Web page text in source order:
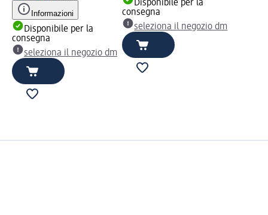
Informazioni
Disponibile per la
consegna
seleziona il negozio dm
Disponibile per la
consegna
seleziona il negozio dm